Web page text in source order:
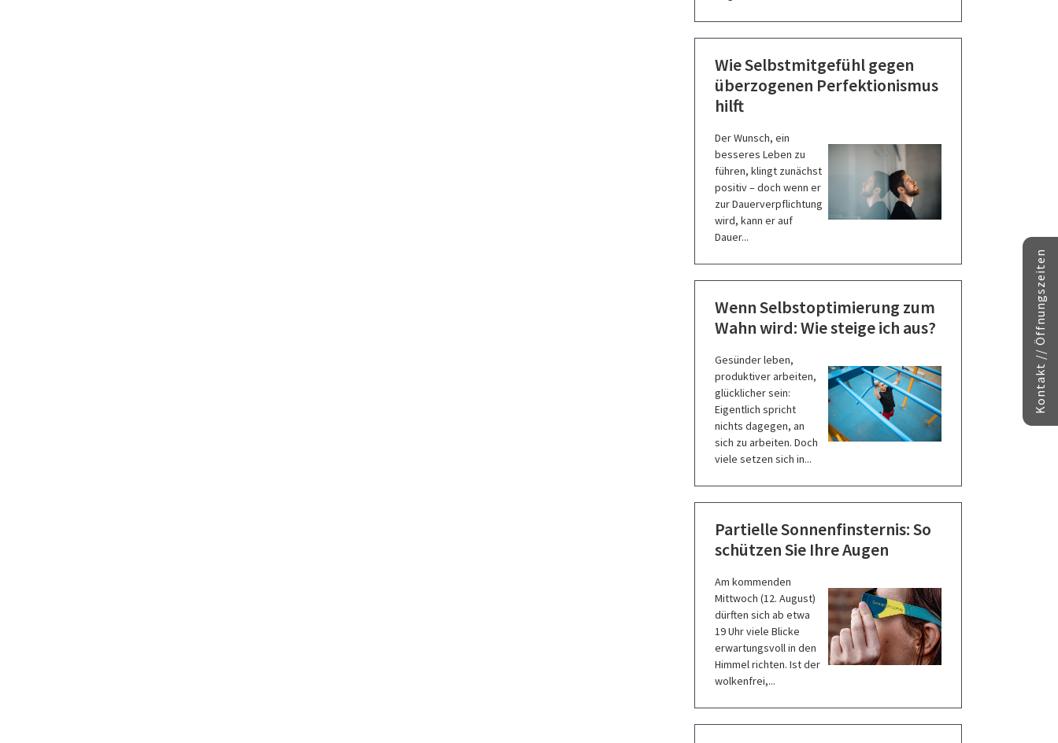
Wie Selbstmitgefühl gegen
überzogenen Perfektionismus
hilft
Der Wunsch, ein
besseres Leben zu
führen, klingt zunächst
positiv – doch wenn er
zur Dauerverpflichtung
wird, kann er auf
Dauer...
Wenn Selbstoptimierung zum
Wahn wird: Wie steige ich aus?
Gesünder leben,
produktiver arbeiten,
glücklicher sein:
Eigentlich spricht
nichts dagegen, an
sich zu arbeiten. Doch
viele setzen sich in...
Partielle Sonnenfinsternis: So
schützen Sie Ihre Augen
Am kommenden
Mittwoch (12. August)
dürften sich ab etwa
19 Uhr viele Blicke
erwartungsvoll in den
Himmel richten. Ist der
wolkenfrei,...
Kontakt // Öffnungszeiten